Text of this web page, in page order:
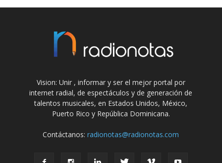
Vision: Unir , informar y ser el mejor portal por
internet radial, de espectáculos y de generación de
talentos musicales, en Estados Unidos, México,
Puerto Rico y República Dominicana.
Contáctanos:radionotas@radionotas.com